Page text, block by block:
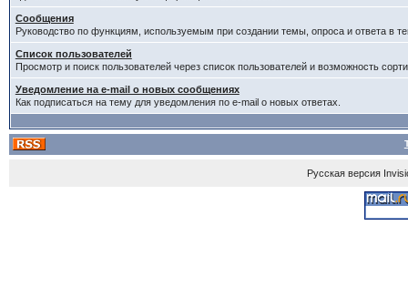
Сообщения
Руководство по функциям, используемым при создании темы, опроса и ответа в
Список пользователей
Просмотр и поиск пользователей через список пользователей и возможность
Уведомление на e-mail о новых сообщениях
Как подписаться на тему для уведомления по e-mail о новых ответах.
Русская версия